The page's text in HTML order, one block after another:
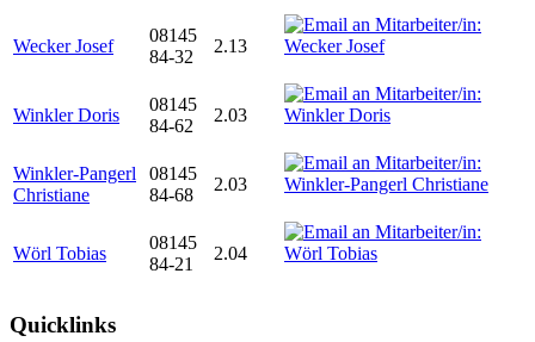
Wecker Josef
08145
84-32
2.13
Winkler Doris
08145
84-62
2.03
Winkler-Pangerl
Christiane
08145
84-68
2.03
Wörl Tobias
08145
84-21
2.04
Quicklinks